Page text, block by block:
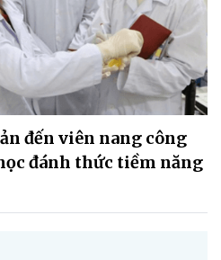
đến viên nang công
đánh thức tiềm năng